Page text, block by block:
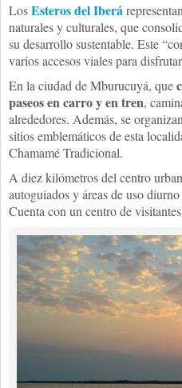
LosEsteros del Iberá
naturales y culturales, que
su desarrollo sustentable. Este
varios accesos viales para
En la ciudad de Mburucuyá, que
paseos en carro y en tren,
alrededores. Además, se
sitios emblemáticos de esta
Chamamé Tradicional.
A diez kilómetros del centro
autoguiados y áreas de uso
Cuenta con un centro de